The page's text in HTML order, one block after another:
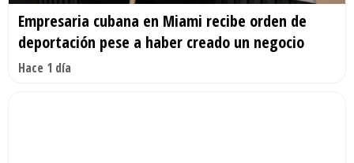
Empresaria cubana en Miami recibe orden de
deportación pese a haber creado un negocio
Hace 1 día